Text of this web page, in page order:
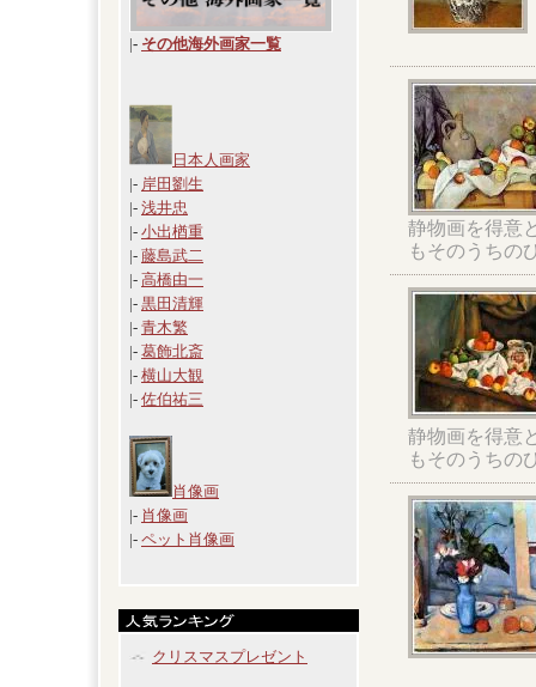
|- その他海外画家一覧
日本人画家
|- 岸田劉生
|- 浅井忠
|- 小出楢重
|- 藤島武二
|- 高橋由一
|- 黒田清輝
|- 青木繁
|- 葛飾北斎
|- 横山大観
|- 佐伯祐三
肖像画
|- 肖像画
|- ペット肖像画
クリスマスプレゼント
静物画を得意
もそのうちの
静物画を得意
もそのうちの